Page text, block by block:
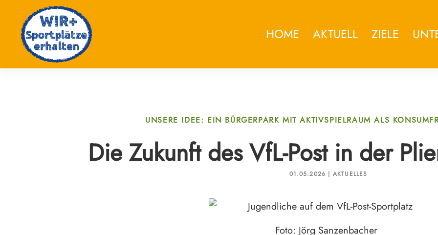
HOME AKTUELL ZIELE
UNSERE IDEE: EIN BÜRGERPARK MIT AKTIVSPIELRAUM ALS
Die Zukunft des VfL-Post in der
01.05.2026 | AKTUELLES
Foto: Jörg Sanzenbacher